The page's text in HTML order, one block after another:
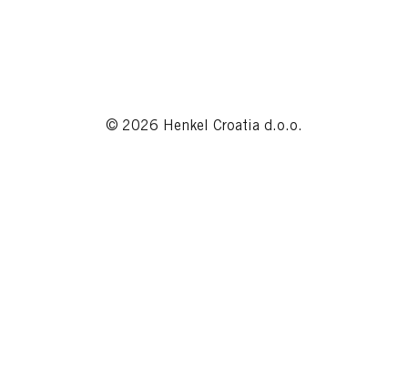
© 2026 Henkel Croatia d.o.o.